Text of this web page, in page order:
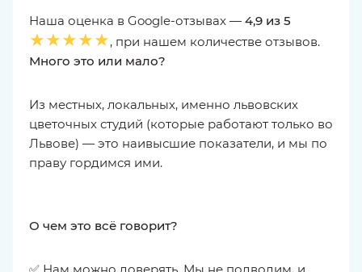
Наша оценка в Google-отзывах — 4,9 из 5
★★★★★, при нашем количестве отзывов.
Много это или мало?
Из местных, локальных, именно львовских
цветочных студий (которые работают только во
Львове) — это наивысшие показатели, и мы по
праву гордимся ими.
О чем это всё говорит?